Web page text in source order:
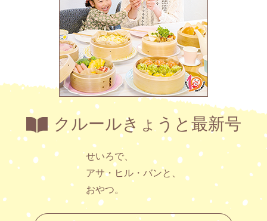
クルールきょうと最新号
せいろで、
アサ・ヒル・バンと、
おやつ。